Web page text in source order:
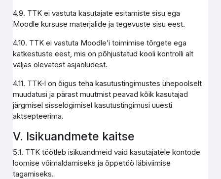
4.9. TTK ei vastuta kasutajate esitamiste sisu ega
Moodle kursuse materjalide ja tegevuste sisu eest.
4.10. TTK ei vastuta Moodle’i toimimise tõrgete ega
katkestuste eest, mis on põhjustatud kooli kontrolli alt
väljas olevatest asjaoludest.
4.11. TTK-l on õigus teha kasutustingimustes ühepoolselt
muudatusi ja pärast muutmist peavad kõik kasutajad
järgmisel sisselogimisel kasutustingimusi uuesti
aktsepteerima.
V. Isikuandmete kaitse
5.1. TTK töötleb isikuandmeid vaid kasutajatele kontode
loomise võimaldamiseks ja õppetöö läbiviimise
tagamiseks.